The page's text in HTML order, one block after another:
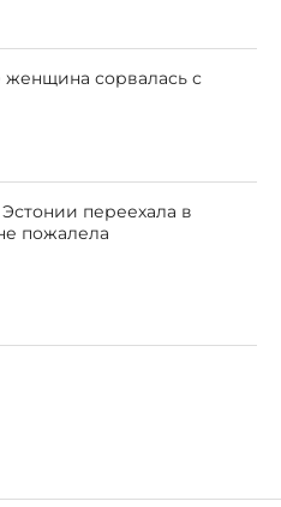
сорвалась с
переехала в
пожалела